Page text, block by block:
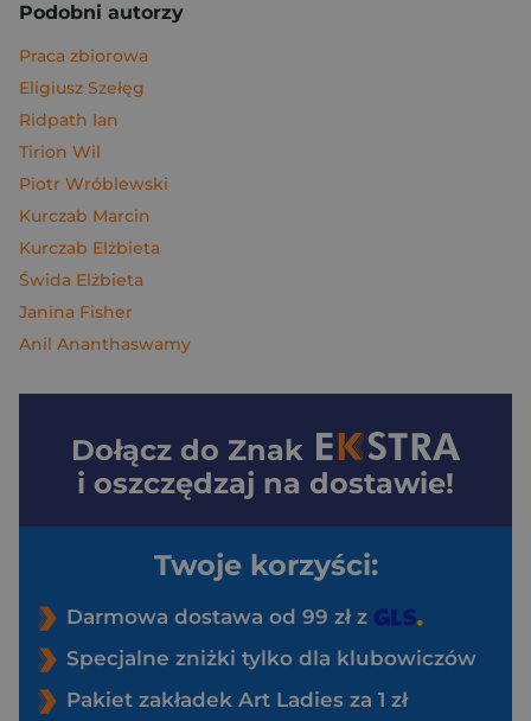
Podobni autorzy
Praca zbiorowa
Eligiusz Szełęg
Ridpath Ian
Tirion Wil
Piotr Wróblewski
Kurczab Marcin
Kurczab Elżbieta
Świda Elżbieta
Janina Fisher
Anil Ananthaswamy
Dołącz do Znak
i oszczędzaj na dostawie!
Twoje korzyści:
Darmowa dostawa od 99 zł z
Specjalne zniżki tylko dla klubowiczów
Pakiet zakładek Art Ladies za 1 zł